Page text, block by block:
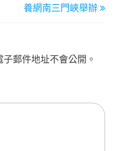
養網南三門峽舉辦
郵件地址不會公開。